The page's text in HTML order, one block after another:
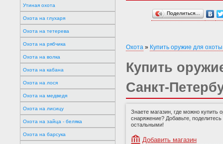
Утиная охота
Охота на глухаря
Охота на тетерева
Охота на рябчика
Охота на волка
Охота на кабана
Охота на лося
Охота на медведя
Охота на лисицу
Охота на зайца - беляка
Охота на барсука
Поделиться…
Охота » Купить оружие для
Купить
Санкт-
Знаете магазин, где можно купить
снаряжение? Добавьте,
остальными!
Добавить магазин